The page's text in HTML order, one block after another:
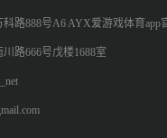
路888号A6 AYX爱游戏体育app
路666号戊楼1688室